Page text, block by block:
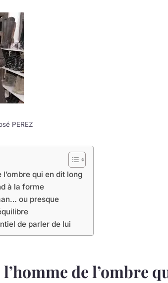
PEREZ
qui en dit long
à la forme
ou presque
de parler de lui
de l’ombre